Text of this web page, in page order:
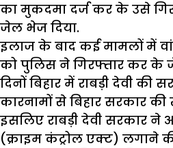
का मुकदमा दर्ज कर के उसे
जेल भेज दिया.
इलाज के बाद कई मामलों में
को पुलिस ने गिरफ्तार कर के
दिनों बिहार में राबड़ी देवी की
कारनामों से बिहार सरकार
इसलिए राबड़ी देवी सरकार ने
(क्राइम कंट्रोल एक्ट) लगाने